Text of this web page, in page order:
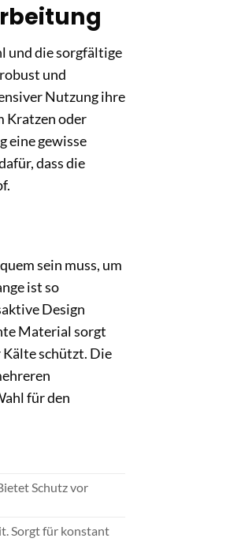
und die sorgfältige
und
Nutzung ihre
Kratzen oder
eine gewisse
dass die
sein muss, um
ist so
Design
Material sorgt
Kälte schützt. Die
für den
Schutz vor
Sorgt für konstant